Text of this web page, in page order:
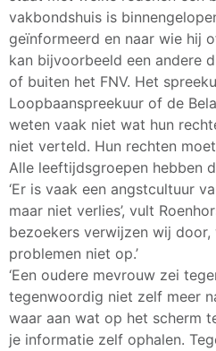
vakbondshuis is
geïnformeerd en naar wie hij
kan bijvoorbeeld een andere
of buiten het FNV. Het
Loopbaanspreekuur of de
weten vaak niet wat hun
niet verteld. Hun rechten
Alle leeftijdsgroepen hebben
‘Er is vaak een angstcultuur
maar niet verlies’, vult
bezoekers verwijzen wij
problemen niet op.’
‘Een oudere mevrouw zei
tegenwoordig niet zelf meer
waar aan wat op het scherm
je informatie zelf ophalen.